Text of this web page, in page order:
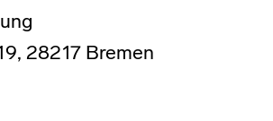
28217 Bremen